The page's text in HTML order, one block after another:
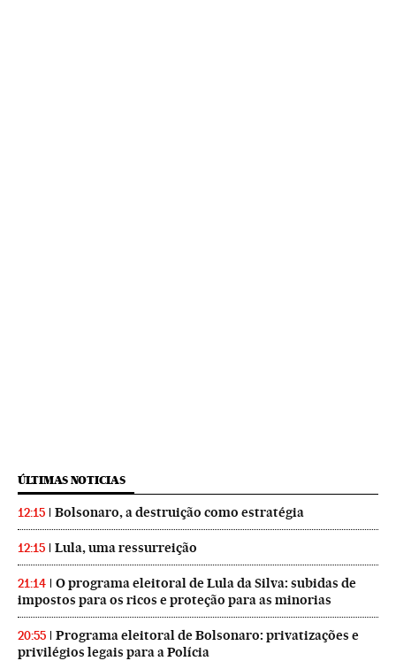
ÚLTIMAS NOTICIAS
12:15 Bolsonaro, a destruição como estratégia
12:15 Lula, uma ressurreição
21:14
O programa eleitoral de Lula da Silva: subidas de
impostos para os ricos e proteção para as minorias
20:55
Programa eleitoral de Bolsonaro: privatizações e
privilégios legais para a Polícia